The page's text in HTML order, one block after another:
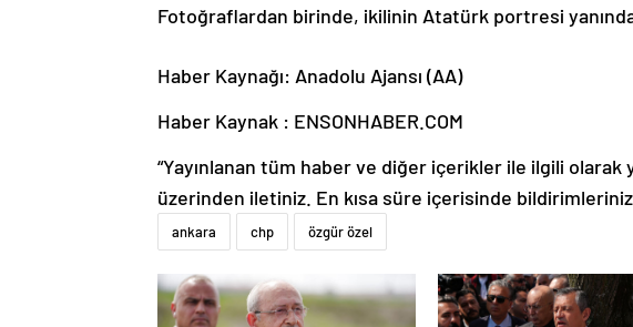
Fotoğraflardan birinde, ikilinin Atatürk portresi
Haber Kaynağı: Anadolu Ajansı (AA)
Haber Kaynak : ENSONHABER.COM
“Yayınlanan tüm haber ve diğer içerikler ile ilgili
üzerinden iletiniz. En kısa süre içerisinde
ankara chp özgür özel